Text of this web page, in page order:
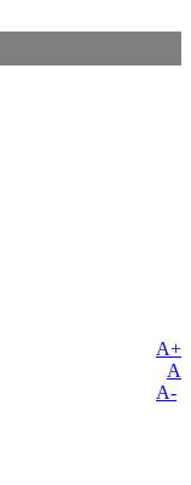
A+
A
A-